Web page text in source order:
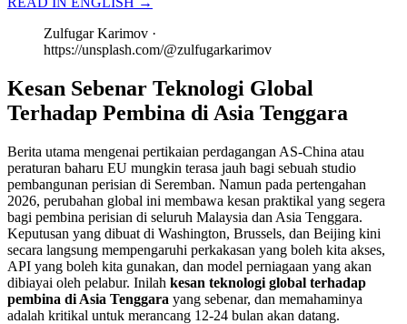
Zulfugar Karimov ·
https://unsplash.com/@zulfugarkarimov
Kesan Sebenar Teknologi Global
Terhadap Pembina di Asia Tenggara
Berita utama mengenai pertikaian perdagangan AS-China atau
peraturan baharu EU mungkin terasa jauh bagi sebuah studio
pembangunan perisian di Seremban. Namun pada pertengahan
2026, perubahan global ini membawa kesan praktikal yang segera
bagi pembina perisian di seluruh Malaysia dan Asia Tenggara.
Keputusan yang dibuat di Washington, Brussels, dan Beijing kini
secara langsung mempengaruhi perkakasan yang boleh kita akses,
API yang boleh kita gunakan, dan model perniagaan yang akan
dibiayai oleh pelabur. Inilah kesan teknologi global terhadap
pembina di Asia Tenggara yang sebenar, dan memahaminya
adalah kritikal untuk merancang 12-24 bulan akan datang.